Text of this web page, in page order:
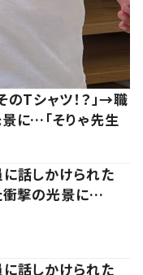
Tシャツ！？」→職
に…「そりゃ先生
話しかけられた
衝撃の光景に…
話しかけられた